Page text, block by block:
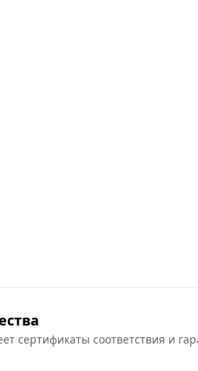
сертификаты соответствия и